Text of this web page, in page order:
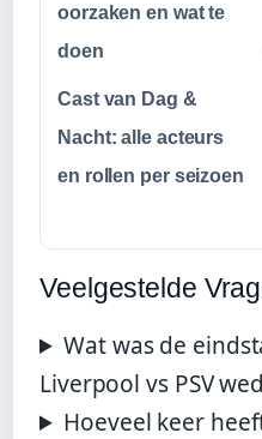
oorzaken en wat te
doen
Cast van Dag &
Nacht: alle acteurs
en rollen per seizoen
Veelgestelde
Wat was de
Liverpool vs PSV
Hoeveel keer